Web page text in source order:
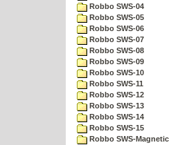
Robbo SWS-04
Robbo SWS-05
Robbo SWS-06
Robbo SWS-07
Robbo SWS-08
Robbo SWS-09
Robbo SWS-10
Robbo SWS-11
Robbo SWS-12
Robbo SWS-13
Robbo SWS-14
Robbo SWS-15
Robbo SWS-Magnetic